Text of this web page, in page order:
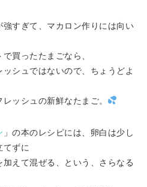
すぎて、マカロン作りには向い
買ったたまごなら、
シュではないので、ちょうどよ
ッシュの新鮮なたまご。
」の本のレシピには、卵白は少し
てずに
えて混ぜる、という、さらなる